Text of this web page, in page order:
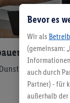
Bevor es
Wir als
(gemeinsam:
auch durch
Partner) - für
außerhalb